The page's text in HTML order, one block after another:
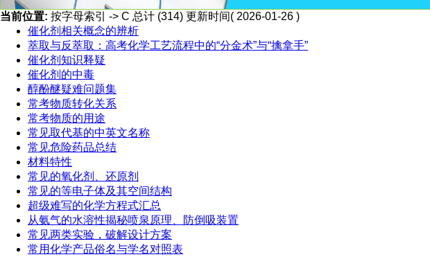
当前位置: 按字母索引 -> C 总计 (314) 更新时间( 2026-01-26 )
催化剂相关概念的辨析
萃取与反萃取：高考化学工艺流程中的“分金术”与“擒拿手”
催化剂知识释疑
催化剂的中毒
醇酚醚疑难问题集
常考物质转化关系
常考物质的用途
常见取代基的中英文名称
常见危险药品总结
材料特性
常见的氧化剂、还原剂
常见的等电子体及其空间结构
超级难写的化学方程式汇总
从氨气的水溶性揭秘喷泉原理、防倒吸装置
常见两类实验，破解设计方案
常用化学产品俗名与学名对照表